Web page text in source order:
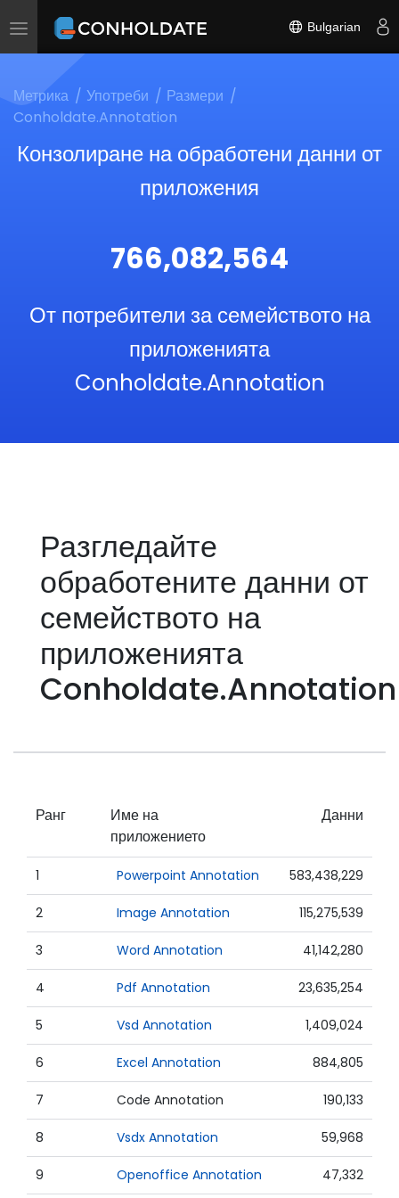
Toggle
Bulgarian
Метрика Употреби
Размери
Conholdate.Annotation
Конзолиране на обработени данни от
приложения
766,082,564
От потребители за семейството на
приложенията
Conholdate.Annotation
Разгледайте
обработените данни от
семейството на
приложенията
Conholdate.Annotation
Ранг
Име на
приложението
Данни
1 Powerpoint Annotation 583,438,229
2 Image Annotation 115,275,539
3 Word Annotation 41,142,280
4 Pdf Annotation 23,635,254
5 Vsd Annotation 1,409,024
6 Excel Annotation 884,805
7 Code Annotation 190,133
8 Vsdx Annotation 59,968
9 Openoffice Annotation 47,332